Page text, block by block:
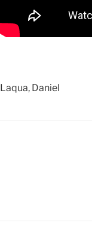
Laqua, Daniel